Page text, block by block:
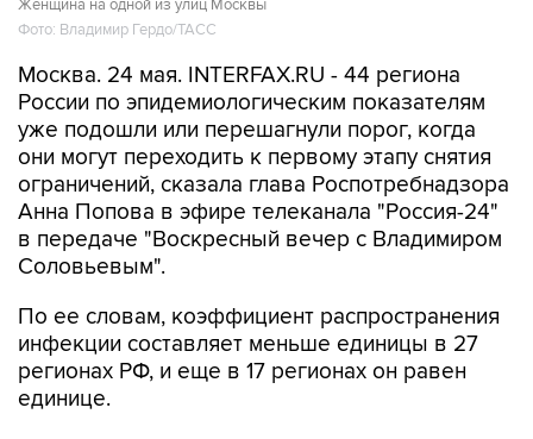
Женщина на одной из улиц Москвы
Фото: Владимир Гердо/ТАСС
Москва. 24 мая. INTERFAX.RU - 44 региона
России по эпидемиологическим показателям
уже подошли или перешагнули порог, когда
они могут переходить к первому этапу снятия
ограничений, сказала глава Роспотребнадзора
Анна Попова в эфире телеканала "Россия-24"
в передаче "Воскресный вечер с Владимиром
Соловьевым".
По ее словам, коэффициент распространения
инфекции составляет меньше единицы в 27
регионах РФ, и еще в 17 регионах он равен
единице.